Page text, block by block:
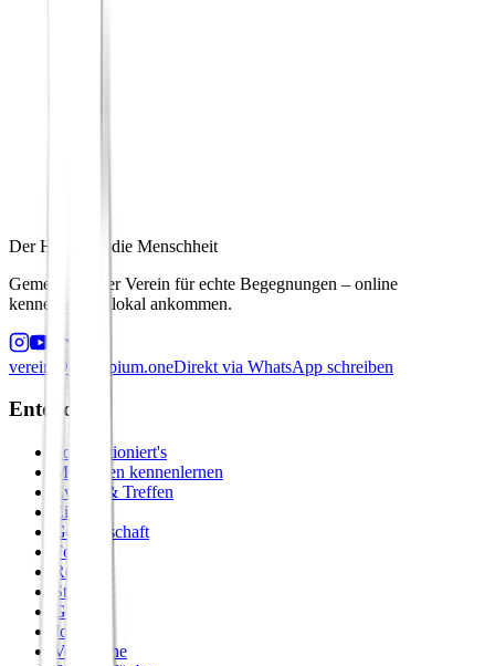
Der Hafen für die Menschheit
Gemeinnütziger Verein für echte Begegnungen – online
kennenlernen, lokal ankommen.
verein@principium.oneDirekt via WhatsApp schreiben
Entdecken
So funktioniert's
Menschen kennenlernen
Events & Treffen
Zirkel
Gemeinschaft
Formate
Retreats
Städte
Galerie
Journal
Vergleiche